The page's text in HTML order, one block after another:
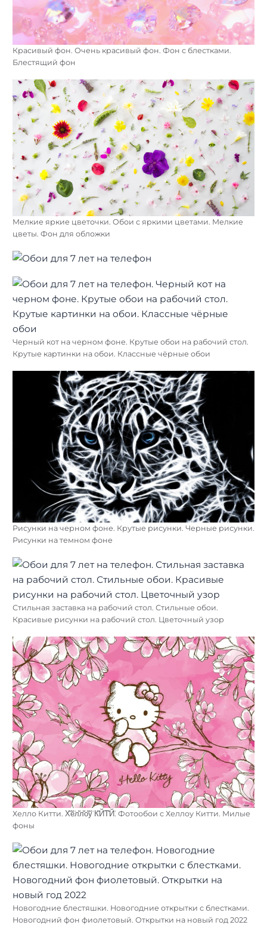
Красивый фон. Очень красивый фон. Фон с блестками.
Блестящий фон
Мелкие яркие цветочки. Обои с яркими цветами. Мелкие
цветы. Фон для обложки
Черный кот на черном фоне. Крутые обои на рабочий стол.
Крутые картинки на обои. Классные чёрные обои
Рисунки на черном фоне. Крутые рисунки. Черные рисунки.
Рисунки на темном фоне
Стильная заставка на рабочий стол. Стильные обои.
Красивые рисунки на рабочий стол. Цветочный узор
Хелло Китти. Х̆̈ӗ̈л̆̈л̆̈о̆̈ў̈ К̆̈Й̈Т̆̈Й̈. Фотообои с Хеллоу Китти. Милые
фоны
Новогодние блестяшки. Новогодние открытки с блестками.
Новогодний фон фиолетовый. Открытки на новый год 2022